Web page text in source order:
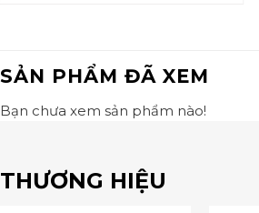
SẢN PHẨM ĐÃ XEM
Bạn chưa xem sản phẩm nào!
THƯƠNG HIỆU